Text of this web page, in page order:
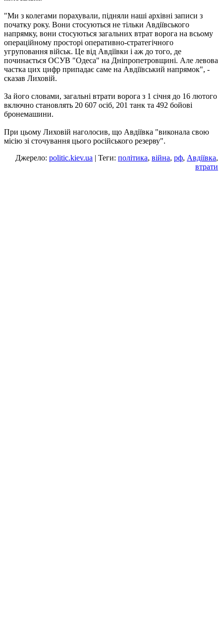
"Ми з колегами порахували, підняли наші архівні записи з
початку року. Вони стосуються не тільки Авдіївського
напрямку, вони стосуються загальних втрат ворога на всьому
операційному просторі оперативно-стратегічного
угруповання військ. Це від Авдіївки і аж до того, де
починається ОСУВ "Одеса" на Дніпропетровщині. Але левова
частка цих цифр припадає саме на Авдіївський напрямок", -
сказав Лиховій.
За його словами, загальні втрати ворога з 1 січня до 16 лютого
включно становлять 20 607 осіб, 201 танк та 492 бойові
бронемашини.
При цьому Лиховій наголосив, що Авдіївка "виконала свою
місію зі сточування цього російського резерву".
Джерело: politic.kiev.ua | Теги: політика, війна, рф, Авдіївка,
втрати